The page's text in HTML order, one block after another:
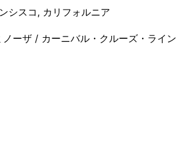
シスコ, カリフォルニア
ノーザ / カーニバル・クルーズ・ライン